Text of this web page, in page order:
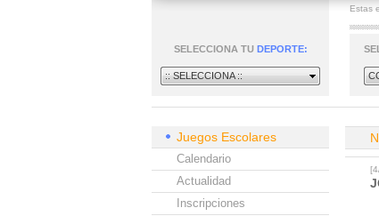
Estas
SELECCIONA TU DEPORTE:
:: SELECCIONA ::
Juegos Escolares
Calendario
Actualidad
Inscripciones